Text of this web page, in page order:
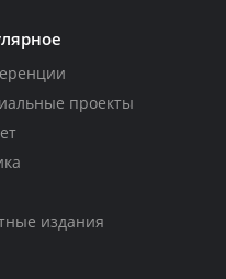
проекты
издания